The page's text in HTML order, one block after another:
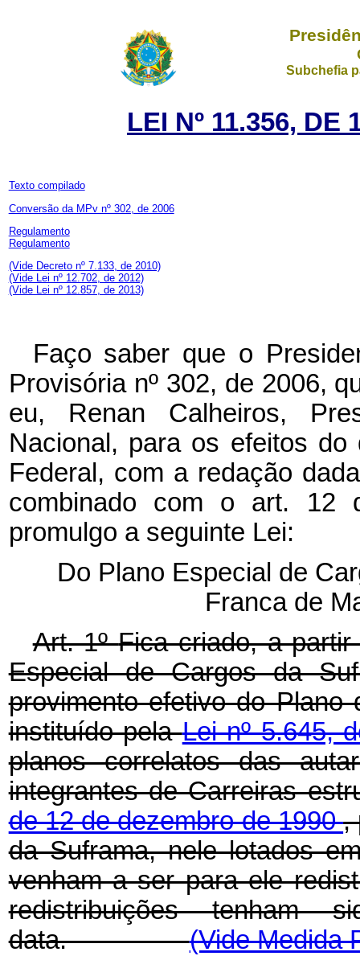
Subchefia
LEI Nº 11.356, DE
Texto compilado
Conversão da MPv nº 302, de 2006
Regulamento
Regulamento
(Vide Decreto nº 7.133, de 2010)
(Vide Lei nº 12.702, de 2012)
(Vide Lei nº 12.857, de 2013)
Faço saber que o
Provisória nº 302, de 2006,
eu, Renan Calheiros,
Nacional, para os efeitos
Federal, com a redação
combinado com o art. 12
promulgo a seguinte Lei:
Do Plano Especial de
Franca de
Art. 1ºFica criado, a
Especial de Cargos da
provimento efetivo do
instituído pelaLei nº 5.645,
planos correlatos das
integrantes de Carreiras
de 12 de dezembro de 1990,
da Suframa, nele lotados
venham a ser para ele
redistribuições tenham
data.(Vide Medida